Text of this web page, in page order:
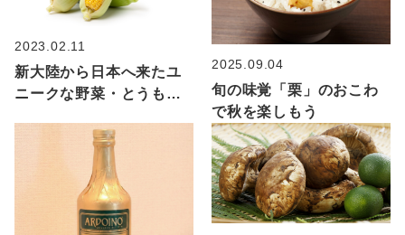
2023.02.11
新大陸から日本へ来たユ
ニークな野菜・とうもろ
2025.09.04
旬の味覚「栗」のおこわ
で秋を楽しもう